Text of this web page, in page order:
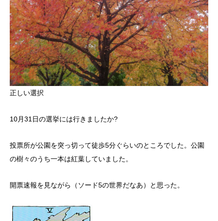
正しい選択
10月31日の選挙には行きましたか?
投票所が公園を突っ切って徒歩5分ぐらいのところでした。公園
の樹々のうち一本は紅葉していました。
開票速報を見ながら（ソード5の世界だなあ）と思った。